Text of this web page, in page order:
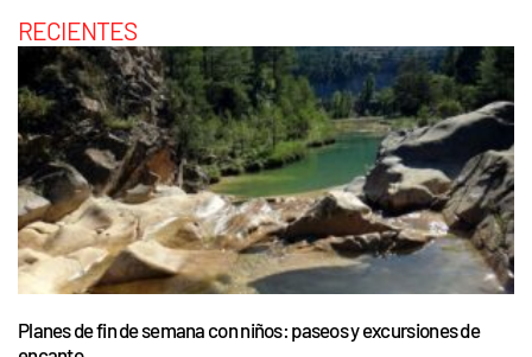
RECIENTES
Planes de fin de semana con niños: paseos y excursiones de